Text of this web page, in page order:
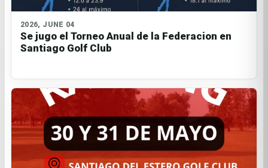
2026, JUNE 04
Se jugo el Torneo Anual de la Federacion en
Santiago Golf Club